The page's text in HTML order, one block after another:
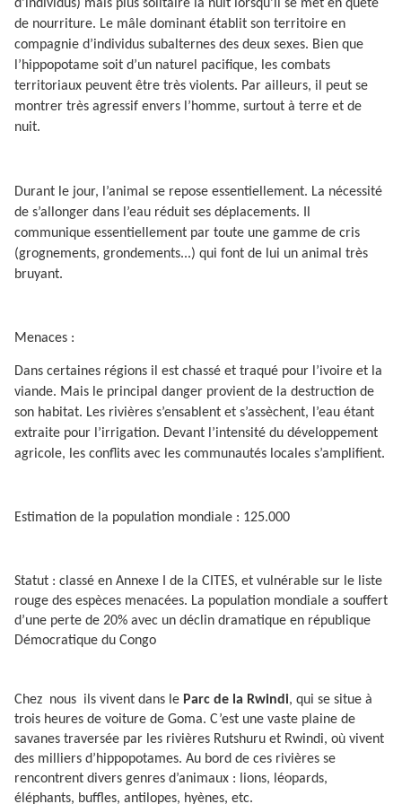
d’individus) mais plus solitaire la nuit lorsqu’il se met en quête
de nourriture. Le mâle dominant établit son territoire en
compagnie d’individus subalternes des deux sexes. Bien que
l’hippopotame soit d’un naturel pacifique, les combats
territoriaux peuvent être très violents. Par ailleurs, il peut se
montrer très agressif envers l’homme, surtout à terre et de
nuit.
Durant le jour, l’animal se repose essentiellement. La nécessité
de s’allonger dans l’eau réduit ses déplacements. Il
communique essentiellement par toute une gamme de cris
(grognements, grondements...) qui font de lui un animal très
bruyant.
Menaces :
Dans certaines régions il est chassé et traqué pour l’ivoire et la
viande. Mais le principal danger provient de la destruction de
son habitat. Les rivières s’ensablent et s’assèchent, l’eau étant
extraite pour l’irrigation. Devant l’intensité du développement
agricole, les conflits avec les communautés locales s’amplifient.
Estimation de la population mondiale : 125.000
Statut : classé en Annexe I de la CITES, et vulnérable sur le liste
rouge des espèces menacées. La population mondiale a souffert
d’une perte de 20% avec un déclin dramatique en république
Démocratique du Congo
Chez nous ils vivent dans le Parc de la Rwindi, qui se situe à
trois heures de voiture de Goma. C’est une vaste plaine de
savanes traversée par les rivières Rutshuru et Rwindi, où vivent
des milliers d’hippopotames. Au bord de ces rivières se
rencontrent divers genres d’animaux : lions, léopards,
éléphants, buffles, antilopes, hyènes, etc.